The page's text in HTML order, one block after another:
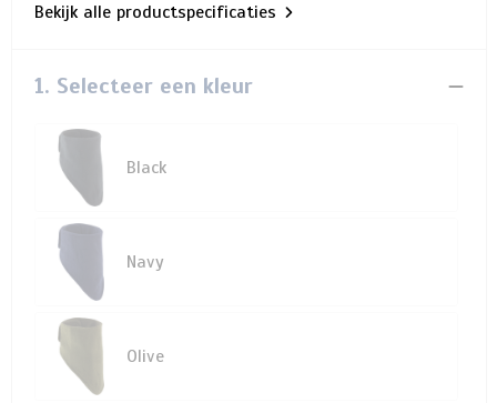
Bekijk alle productspecificaties
1. Selecteer een kleur
Black
Navy
Olive